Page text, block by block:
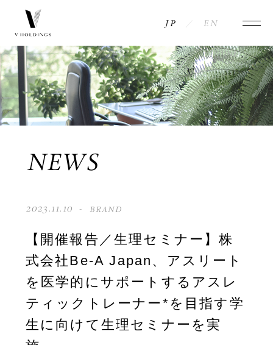
NEWS
MESSAGE
COMPANY
INFORMATION
ACCESS
JP EN
NEWS
2023.11.10 BRAND
【開催報告／生理セミナー】株
式会社Be-A Japan、アスリート
を医学的にサポートするアスレ
ティックトレーナー*を目指す学
生に向けて生理セミナーを実